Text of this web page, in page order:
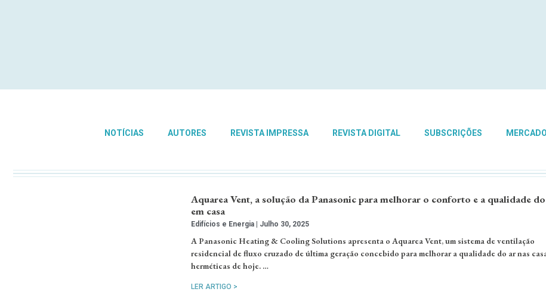
NOTÍCIAS AUTORES REVISTA IMPRESSA REVISTA DIGITAL SUBSCRIÇÕES MERCADO
Aquarea Vent, a solução da Panasonic para melhorar o conforto e a qualidade
em casa
Edifícios e Energia Julho 30, 2025
A Panasonic Heating & Cooling Solutions apresenta o Aquarea Vent, um sistema de ventilação
residencial de fluxo cruzado de última geração concebido para melhorar a qualidade do ar nas
herméticas de hoje. …
LER ARTIGO >